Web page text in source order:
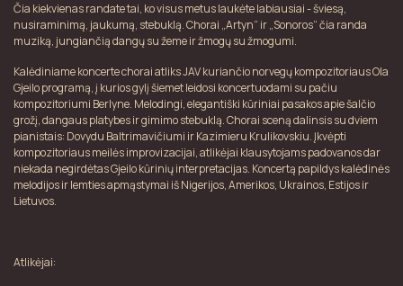
Čia kiekvienas randate tai, ko visus metus laukėte labiausiai - šviesą,
nusiraminimą, jaukumą, stebuklą. Chorai „Artyn“ ir „Sonoros“ čia randa
muziką, jungiančią dangų su žeme ir žmogų su žmogumi.
Kalėdiniame koncerte chorai atliks JAV kuriančio norvegų kompozitoriaus Ola
Gjeilo programą, į kurios gylį šiemet leidosi koncertuodami su pačiu
kompozitoriumi Berlyne. Melodingi, elegantiški kūriniai pasakos apie šalčio
grožį, dangaus platybes ir gimimo stebuklą. Chorai sceną dalinsis su dviem
pianistais: Dovydu Baltrimavičiumi ir Kazimieru Krulikovskiu. Įkvėpti
kompozitoriaus meilės improvizacijai, atlikėjai klausytojams padovanos dar
niekada negirdėtas Gjeilo kūrinių interpretacijas. Koncertą papildys kalėdinės
melodijos ir lemties apmąstymai iš Nigerijos, Amerikos, Ukrainos, Estijos ir
Lietuvos.
Atlikėjai: